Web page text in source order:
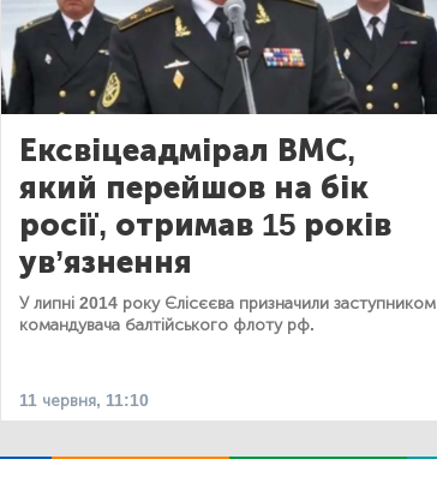
Ексвіцеадмірал ВМС,
який перейшов на бік
росії, отримав 15 років
ув’язнення
У липні 2014 року Єлісєєва призначили заступником
командувача балтійського флоту рф.
11 червня, 11:10